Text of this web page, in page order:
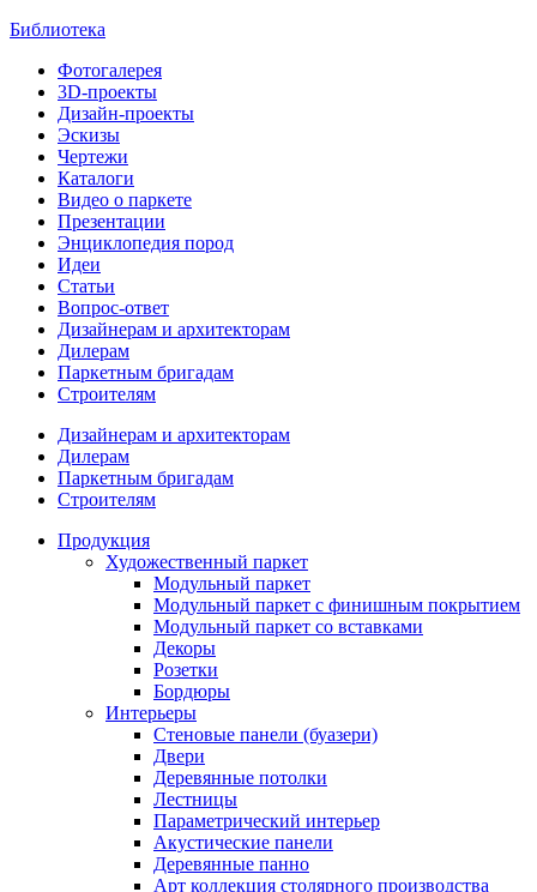
Библиотека
Фотогалерея
3D-проекты
Дизайн-проекты
Эскизы
Чертежи
Каталоги
Видео о паркете
Презентации
Энциклопедия пород
Идеи
Статьи
Вопрос-ответ
Дизайнерам и архитекторам
Дилерам
Паркетным бригадам
Строителям
Дизайнерам и архитекторам
Дилерам
Паркетным бригадам
Строителям
Продукция
Художественный паркет
Модульный паркет
Модульный паркет с финишным покрытием
Модульный паркет со вставками
Декоры
Розетки
Бордюры
Интерьеры
Стеновые панели (буазери)
Двери
Деревянные потолки
Лестницы
Параметрический интерьер
Акустические панели
Деревянные панно
Арт коллекция столярного производства